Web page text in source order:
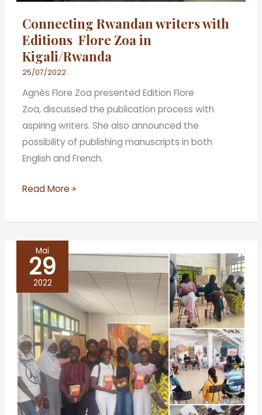
Connecting Rwandan writers with
Editions Flore Zoa in
Kigali/Rwanda
25/07/2022
Agnès Flore Zoa presented Edition Flore
Zoa, discussed the publication process with
aspiring writers. She also announced the
possibility of publishing manuscripts in both
English and French.
Read More »
Mai
29
2022
BARGNY